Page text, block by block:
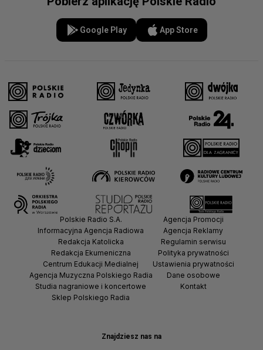
Google Play App Store
Znajdziesz nas na
Polskie Radio S.A.
Informacyjna Agencja Radiowa
Redakcja Katolicka
Redakcja Ekumeniczna
Centrum Edukacji Medialnej
Agencja Muzyczna Polskiego Radia
Studia nagraniowe i koncertowe
Sklep Polskiego Radia
Agencja Promocji
Agencja Reklamy
Regulamin serwisu
Polityka prywatności
Ustawienia prywatności
Dane osobowe
Kontakt